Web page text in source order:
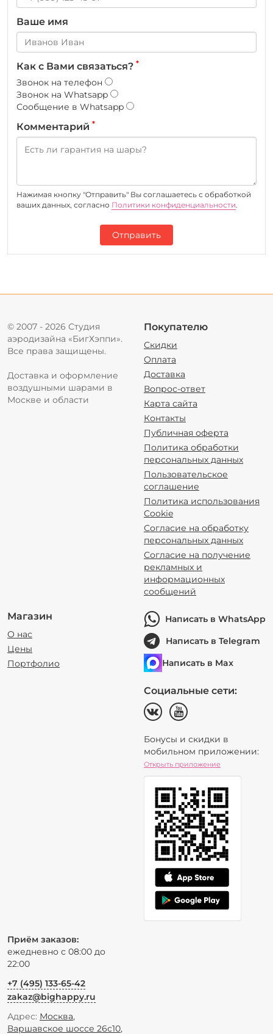
Ваше имя
Как с Вами связаться? *
Звонок на телефон
Звонок на Whatsapp
Сообщение в Whatsapp
Комментарий *
Нажимая кнопку "Отправить" Вы соглашаетесь c обработкой
ваших данных, согласно Политики конфиденциальности.
Отправить
© 2007 - 2026 Студия
аэродизайна «БигХэппи».
Все права защищены.
Доставка и оформление
воздушными шарами в
Москве и области
Покупателю
Скидки
Оплата
Доставка
Вопрос-ответ
Карта сайта
Контакты
Публичная оферта
Политика обработки
персональных данных
Пользовательское
соглашение
Политика использования
Cookie
Согласие на обработку
персональных данных
Согласие на получение
рекламных и
информационных
сообщений
Магазин
О нас
Цены
Портфолио
Написать в WhatsApp
Написать в Telegram
Написать в Max
Социальные сети:
Бонусы и скидки в
мобильном приложении:
Открыть приложение
Приём заказов:
ежедневно с 08:00 до
22:00
+7 (495) 133-65-42
zakaz@bighappy.ru
Адрес: Москва,
Варшавское шоссе 26с10,